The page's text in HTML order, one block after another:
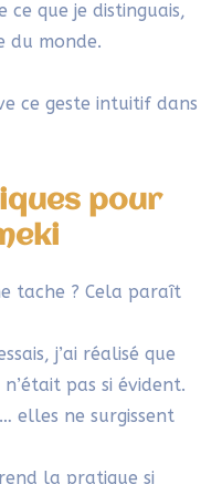
commencer le
ou d’aquarelle
un stylo fin pour
à transporter.
utilisé en art-
souvent utilisé pour
à
de soi de